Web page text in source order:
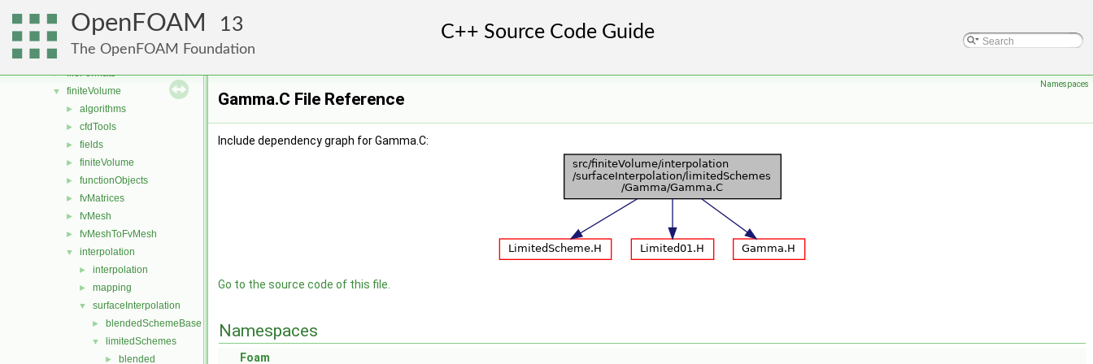
OpenFOAM 13
The OpenFOAM Foundation
combustionModels
conversion
dummyThirdParty
► fileFormats
▼ finiteVolume
► algorithms
► cfdTools
► fields
► finiteVolume
► functionObjects
► fvMatrices
► fvMesh
► fvMeshToFvMesh
▼ interpolation
► interpolation
► mapping
▼ surfaceInterpolation
► blendedSchemeBase
▼ limitedSchemes
► blended
Namespaces
Gamma.C File Reference
Include dependency graph for Gamma.C:
Go to the source code of this file.
Namespaces
Foam